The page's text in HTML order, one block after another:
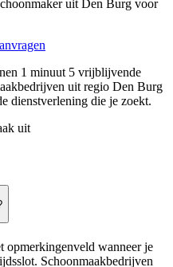
uit Den Burg voor
1 minuut 5 vrijblijvende
uit regio Den Burg
dienstverlening die je zoekt.
uit
opmerkingenveld wanneer je
Schoonmaakbedrijven